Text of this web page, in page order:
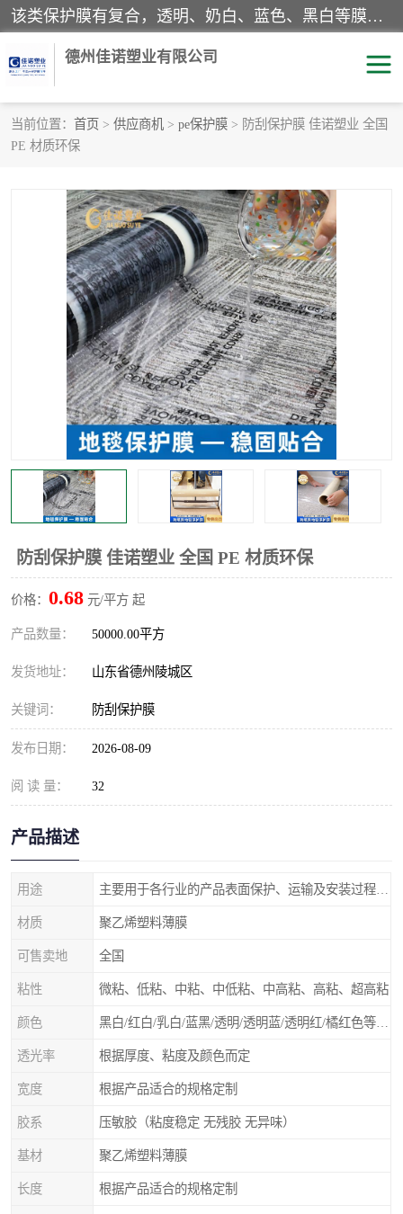
该类保护膜有复合，透明、奶白、蓝色、黑白等膜型。特高粘，高粘，中高粘，中粘，中低粘，低粘等。对于不同的粘力要求有相应的产品相适配。无胶渍残留污染。在较宽的收卷幅度下平整无皱纹，收卷长度大，利于机械化及自动化施工粘贴。为您的产品提供的表面保护解决方案。 产品广泛适用于：铝材、不锈钢、金属、塑料、电子、家电、家具、玻璃、化工材料、装饰材料等。
德州佳诺塑业有限公司
当前位置： 首页 > 供应商机 > pe保护膜 > 防刮保护膜 佳诺塑业 全国
PE 材质环保
防刮保护膜 佳诺塑业 全国 PE 材质环保
价格： 0.68 元/平方 起
产品数量： 50000.00平方
发货地址： 山东省德州陵城区
关键词： 防刮保护膜
发布日期： 2026-08-09
阅 读 量： 32
产品描述
用途
材质 聚乙烯塑料薄膜
可售卖地 全国
粘性 微粘、低粘、中粘、中低粘、中高粘、高粘、超高粘
颜色
透光率 根据厚度、粘度及颜色而定
宽度 根据产品适合的规格定制
胶系 压敏胶（粘度稳定 无残胶 无异味）
基材 聚乙烯塑料薄膜
长度 根据产品适合的规格定制
pe保护膜
地毯保护膜 家具保护膜
拉伸缠绕膜 透明保护膜
黑白保护膜 乳白保护膜
明蓝保护膜 纯黑保护膜
印字保护膜 彩钢板保护膜
不绣钢板保护膜 两边上胶保护膜
窗缝阻风胶带 铝板保护膜
不锈钢板保护膜 一次性隔离膜